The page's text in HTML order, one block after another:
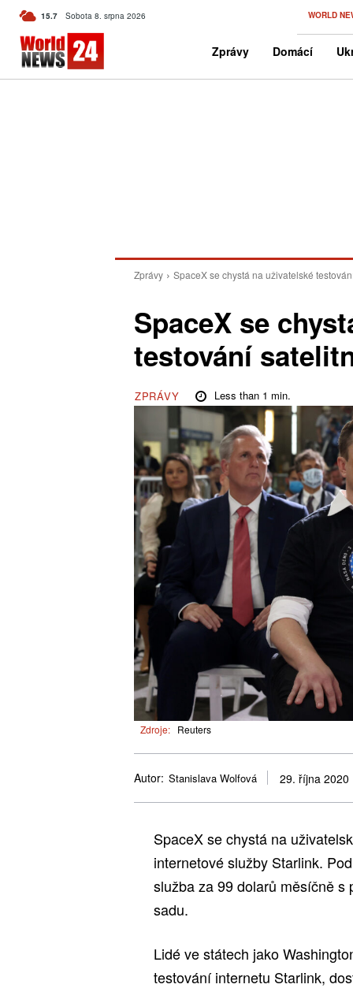
15.7 C Czech
Sobota 8. srpna 2026 WORLD
Zprávy Domácí
Zprávy SpaceX se chystá na uživatelské
SpaceX se
testování
ZPRÁVY Less than 1 min.
Zdroje: Reuters
Autor: Stanislava Wolfová 29. října 2020
SpaceX se chystá na
internetové služby Starlink.
služba za 99 dolarů měsíčně
sadu.
Lidé ve státech jako
testování internetu Starlink,